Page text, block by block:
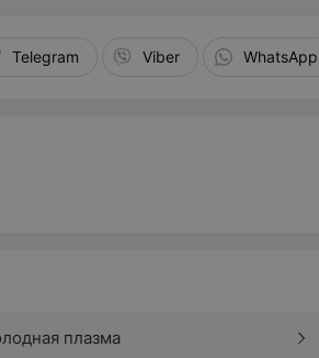
Telegram Viber WhatsApp
плазма